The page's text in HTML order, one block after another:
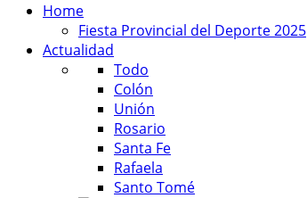
Home
Fiesta Provincial del Deporte 2025
Actualidad
Todo
Colón
Unión
Rosario
Santa Fe
Rafaela
Santo Tomé